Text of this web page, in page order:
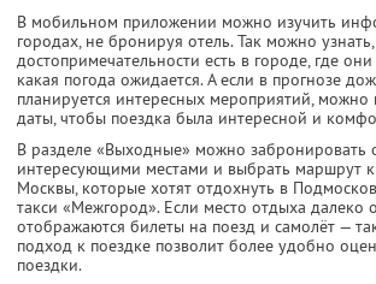
В мобильном приложении можно изучить
городах, не бронируя отель. Так можно
достопримечательности есть в городе, где
какая погода ожидается. А если в прогнозе
планируется интересных мероприятий, можно
даты, чтобы поездка была интересной и
В разделе «Выходные» можно забронировать
интересующими местами и выбрать маршрут
Москвы, которые хотят отдохнуть в
такси «Межгород». Если место отдыха далеко
отображаются билеты на поезд и самолёт —
подход к поездке позволит более удобно
поездки.